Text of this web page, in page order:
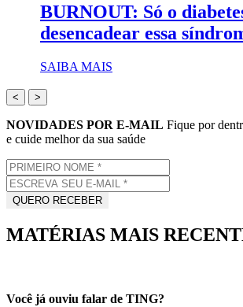
BURNOUT: Só o
desencadear essa
SAIBA MAIS
< >
NOVIDADES POR E-MAIL Fique por
e cuide melhor da sua saúde
MATÉRIAS MAIS
Você já ouviu falar de TING?